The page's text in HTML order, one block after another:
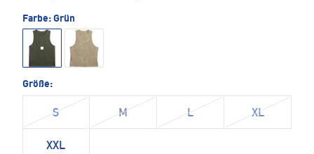
Farbe: Grün
Größe:
S M L XL
XXL